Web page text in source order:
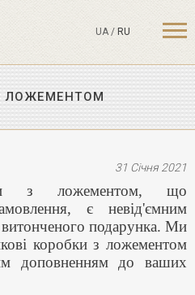
UA / RU
ЛОЖЕМЕНТОМ
31 Січня 2021
з ложементом, що
є невід'ємним
подарунка. Ми
коробки з ложементом
доповненням до ваших